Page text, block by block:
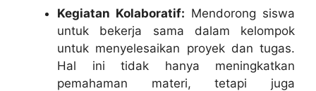
Kegiatan Kolaboratif: Mendorong siswa
untuk bekerja sama dalam kelompok
untuk menyelesaikan proyek dan tugas.
Hal ini tidak hanya meningkatkan
pemahaman materi, tetapi juga